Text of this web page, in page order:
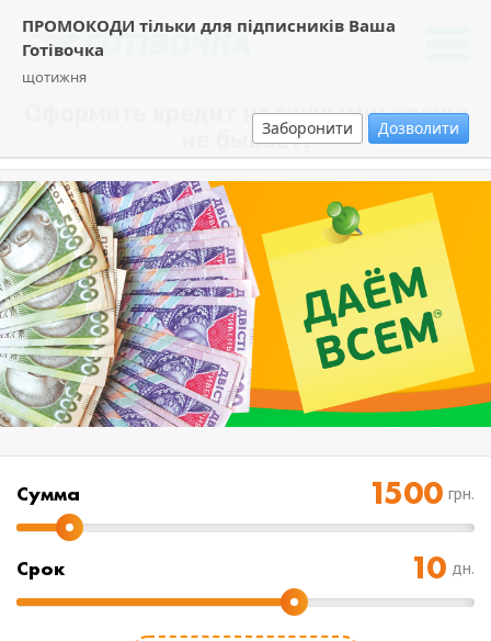
ПРОМОКОДИ тільки для підписників Ваша
Готівочка
щотижня
Заборонити Дозволити
Оформить кредит наличными: проще
не бывает!
Cумма грн.
Срок дн.